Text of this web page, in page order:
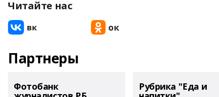
Читайте нас
Партнеры
Фотобанк Рубрика "Еда и